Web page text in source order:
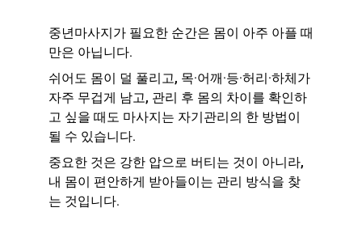
중년마사지가 필요한 순간은 몸이 아주 아플 때
만은 아닙니다.
쉬어도 몸이 덜 풀리고, 목·어깨·등·허리·하체가
자주 무겁게 남고, 관리 후 몸의 차이를 확인하
고 싶을 때도 마사지는 자기관리의 한 방법이
될 수 있습니다.
중요한 것은 강한 압으로 버티는 것이 아니라,
내 몸이 편안하게 받아들이는 관리 방식을 찾
는 것입니다.